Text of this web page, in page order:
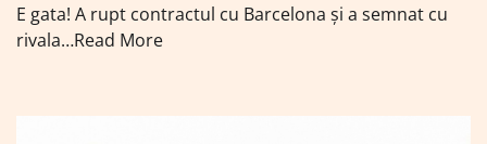
E gata! A rupt contractul cu Barcelona și a semnat cu
rivala…Read More